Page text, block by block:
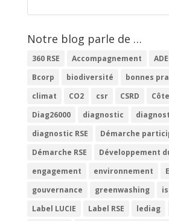
Notre blog parle de …
360 RSE Accompagnement
Bcorp
biodiversité bonnes
climat
CO2 csr CSRD
Diag26000
diagnostic
diagnostic RSE
Démarche
Démarche RSE
Développement
engagement
environnement
gouvernance
greenwashing
Label LUCIE
Label RSE lediag